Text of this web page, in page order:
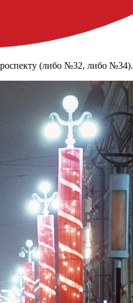
(либо №32, либо №34).